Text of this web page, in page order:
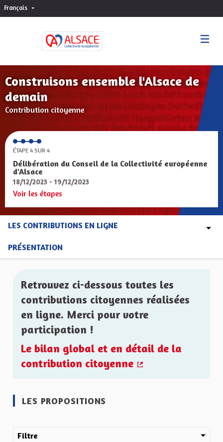
Français Choisir la langue
Construisons ensemble l'Alsace de
demain
Contribution citoyenne
ÉTAPE 4 SUR 4
Délibération du Conseil de la Collectivité européenne
d'Alsace
18/12/2023 - 19/12/2023
Voir les étapes
LES CONTRIBUTIONS EN LIGNE
PRÉSENTATION
Retrouvez ci-dessous toutes les
contributions citoyennes réalisées
en ligne. Merci pour votre
participation !
Le bilan global et en détail de la
contribution citoyenne
LES PROPOSITIONS
Filtre